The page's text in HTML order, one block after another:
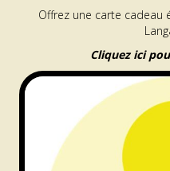
Offrez une carte cadeau
Cliquez ici